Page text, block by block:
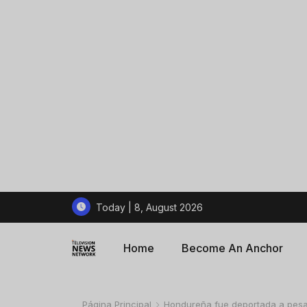
Today | 8, August 2026
Home Become An Anchor
Página Principal Hondureña fue deportada a